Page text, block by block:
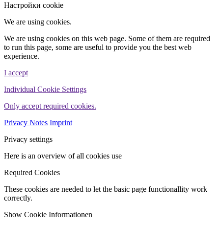
Настройки cookie
We are using cookies.
We are using cookies on this web page. Some of them are required
to run this page, some are useful to provide you the best web
experience.
I accept
Individual Cookie Settings
Only accept required cookies.
Privacy Notes Imprint
Privacy settings
Here is an overview of all cookies use
Required Cookies
These cookies are needed to let the basic page functionallity work
correctly.
Show Cookie Informationen